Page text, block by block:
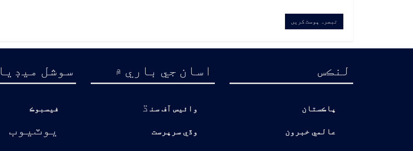
لنڪس
پاڪستان
عالمي خبرون
اسان جي باري ۾
وائيس آف سن ڌ
وڏي سرپرست
سوشل ميڊيا
فيسبوڪ
يوٽيوب